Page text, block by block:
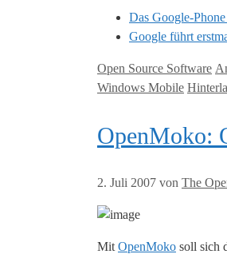
Das Google-
Google führt
Kategorien
Open Source Software
Windows Mobile
OpenMoko:
2. Juli 2007 von The
Mit OpenMoko soll sich